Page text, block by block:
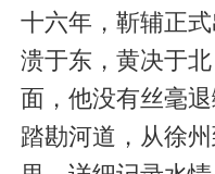
十六年，靳辅正
溃于东，黄决于
面，他没有丝毫
踏勘河道，从徐